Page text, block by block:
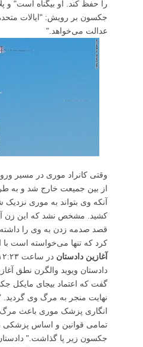
را حفظ کند. او بیگناه است" و
جکسون بر رویش: "ایالات متحده
عدالت می‌خواهد."
وقتی کانراد موری در مسیر
از بین جمیعت خارج شد و به
آنکه وی بتواند به موری نزدیک
کشید. مشخص نشد که این زن
قصد صدمه زدن به وی را
کرد که تنها می‌خواسته است با
آغازین دادستان
دادستان ویوید والگرن نطق
گفت که اعتماد بیجای مایکل
نهایت منجر به مرگ وی
انگاری پزشک موری باعث
تمامی قوانین و اساس پزشکی
جکسون زیر پا گذاشت."